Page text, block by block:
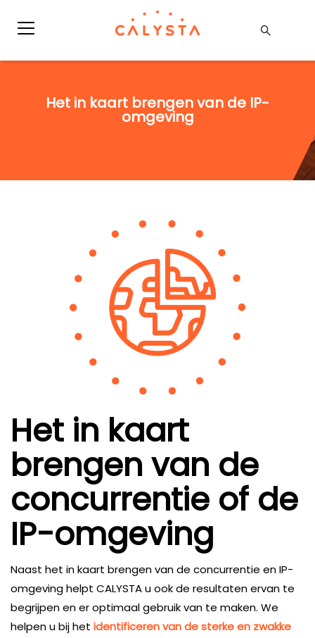
Het in kaart brengen van de IP-
omgeving
Het in kaart
brengen van de
concurrentie of de
IP-omgeving
Naast het in kaart brengen van de concurrentie en IP-
omgeving helpt CALYSTA u ook de resultaten ervan te
begrijpen en er optimaal gebruik van te maken. We
helpen u bij het identificeren van de sterke en zwakke